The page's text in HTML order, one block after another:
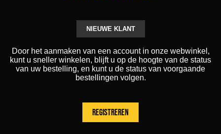
NIEUWE KLANT
Door het aanmaken van een account in onze webwinkel,
kunt u sneller winkelen, blijft u op de hoogte van de status
van uw bestelling, en kunt u de status van voorgaande
bestellingen volgen.